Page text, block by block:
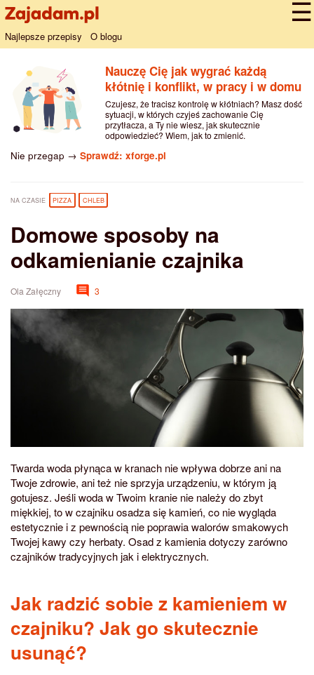
Najlepsze przepisy O blogu
Nauczę Cię jak wygrać każdą
kłótnię i konflikt, w pracy i w domu
Czujesz, że tracisz kontrolę w kłótniach? Masz dość
sytuacji, w których czyjeś zachowanie Cię
przytłacza, a Ty nie wiesz, jak skutecznie
odpowiedzieć? Wiem, jak to zmienić.
Nie przegap → Sprawdź: xforge.pl
NA CZASIE PIZZA CHLEB
Domowe sposoby na
odkamienianie czajnika
Ola Załęczny 3
Twarda woda płynąca w kranach nie wpływa dobrze ani na
Twoje zdrowie, ani też nie sprzyja urządzeniu, w którym ją
gotujesz. Jeśli woda w Twoim kranie nie należy do zbyt
miękkiej, to w czajniku osadza się kamień, co nie wygląda
estetycznie i z pewnością nie poprawia walorów smakowych
Twojej kawy czy herbaty. Osad z kamienia dotyczy zarówno
czajników tradycyjnych jak i elektrycznych.
Jak radzić sobie z kamieniem w
czajniku? Jak go skutecznie
usunąć?